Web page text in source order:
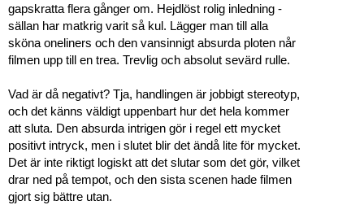
gapskratta flera gånger om. Hejdlöst rolig inledning -
sällan har matkrig varit så kul. Lägger man till alla
sköna oneliners och den vansinnigt absurda ploten når
filmen upp till en trea. Trevlig och absolut sevärd rulle.
Vad är då negativt? Tja, handlingen är jobbigt stereotyp,
och det känns väldigt uppenbart hur det hela kommer
att sluta. Den absurda intrigen gör i regel ett mycket
positivt intryck, men i slutet blir det ändå lite för mycket.
Det är inte riktigt logiskt att det slutar som det gör, vilket
drar ned på tempot, och den sista scenen hade filmen
gjort sig bättre utan.